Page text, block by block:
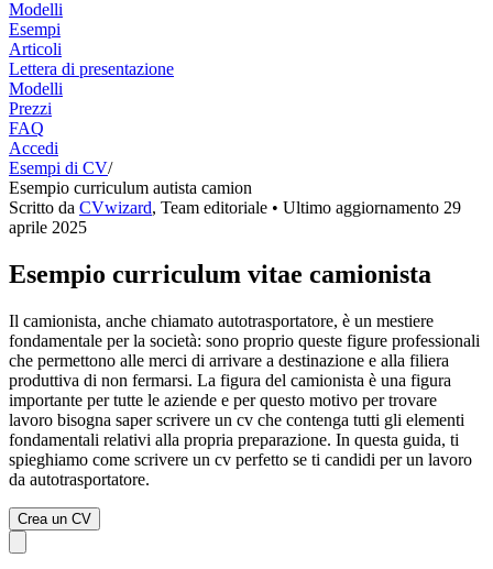
Modelli
Esempi
Articoli
Lettera di presentazione
Modelli
Prezzi
FAQ
Accedi
Esempi di CV/
Esempio curriculum autista camion
Scritto da CVwizard, Team editoriale • Ultimo aggiornamento 29
aprile 2025
Esempio curriculum vitae camionista
Il camionista, anche chiamato autotrasportatore, è un mestiere
fondamentale per la società: sono proprio queste figure professionali
che permettono alle merci di arrivare a destinazione e alla filiera
produttiva di non fermarsi. La figura del camionista è una figura
importante per tutte le aziende e per questo motivo per trovare
lavoro bisogna saper scrivere un cv che contenga tutti gli elementi
fondamentali relativi alla propria preparazione. In questa guida, ti
spieghiamo come scrivere un cv perfetto se ti candidi per un lavoro
da autotrasportatore.
Crea un CV